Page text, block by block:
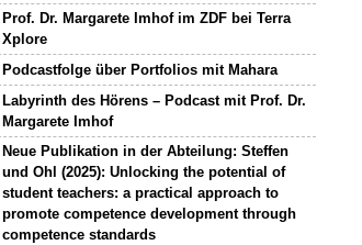
Prof. Dr. Margarete Imhof im ZDF bei Terra
Xplore
Podcastfolge über Portfolios mit Mahara
Labyrinth des Hörens – Podcast mit Prof. Dr.
Margarete Imhof
Neue Publikation in der Abteilung: Steffen
und Ohl (2025): Unlocking the potential of
student teachers: a practical approach to
promote competence development through
competence standards